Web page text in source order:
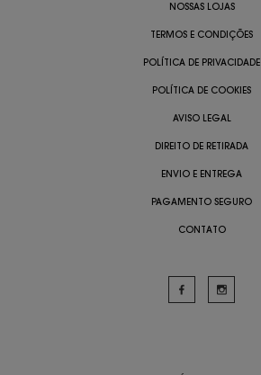
NOSSAS LOJAS
TERMOS E CONDIÇÕES
POLÍTICA DE PRIVACIDADE
POLÍTICA DE COOKIES
AVISO LEGAL
DIREITO DE RETIRADA
ENVIO E ENTREGA
PAGAMENTO SEGURO
CONTATO